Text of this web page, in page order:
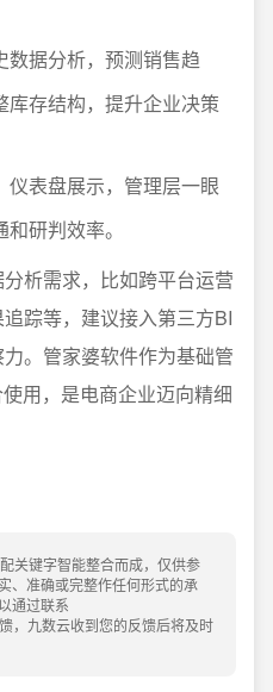
数据分析，预测销售趋
库存结构，提升企业决策
仪表盘展示，管理层一眼
研判效率。
析需求，比如跨平台运营
踪等，建议接入第三方BI
。管家婆软件作为基础管
用，是电商企业迈向精细
关键字智能整合而成，仅供参
、准确或完整作任何形式的承
通过联系
，九数云收到您的反馈后将及时